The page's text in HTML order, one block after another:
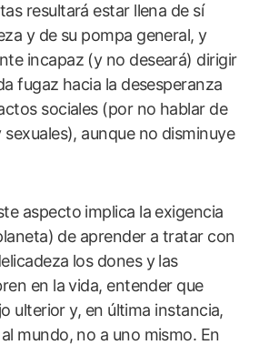
resultará estar llena de sí
y de su pompa general, y
incapaz (y no deseará) dirigir
fugaz hacia la desesperanza
sociales (por no hablar de
aunque no disminuye
aspecto implica la exigencia
de aprender a tratar con
los dones y las
en la vida, entender que
ulterior y, en última instancia,
mundo, no a uno mismo. En